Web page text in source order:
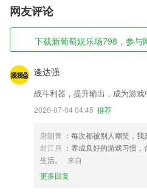
网友评论
下载新葡萄娱乐场798，参
逄达强
战斗利器，提升输出，成为游戏
2026-07-04 04:45 推荐
唐朗菁 ：每次都被别人嘲笑，
封江月 ：养成良好的游戏习惯
生活。
来自
更多回复